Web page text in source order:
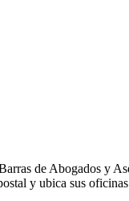
de Abogados y
y ubica sus